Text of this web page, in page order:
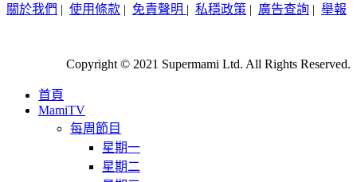
關於我們 | 使用條款 | 免責聲明 | 私穩政策 | 廣告查詢 | 舉報
Copyright © 2021 Supermami Ltd. All Rights Reserved.
首頁
MamiTV
每周節目
星期一
星期二